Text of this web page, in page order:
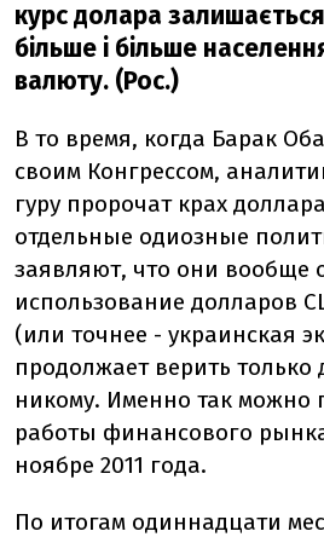
курс долара
більше і більше
валюту. (Рос.)
В то время, когда Барак
своим Конгрессом,
гуру пророчат крах
отдельные одиозные
заявляют, что они вообще
использование долларов
(или точнее - украинская
продолжает верить
никому. Именно так можно
работы финансового
ноябре 2011 года.
По итогам одиннадцати